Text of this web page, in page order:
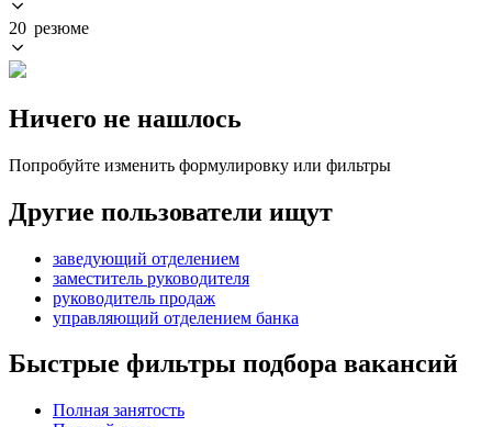
20 резюме
Ничего не нашлось
Попробуйте изменить формулировку или фильтры
Другие пользователи ищут
заведующий отделением
заместитель руководителя
руководитель продаж
управляющий отделением банка
Быстрые фильтры подбора вакансий
Полная занятость